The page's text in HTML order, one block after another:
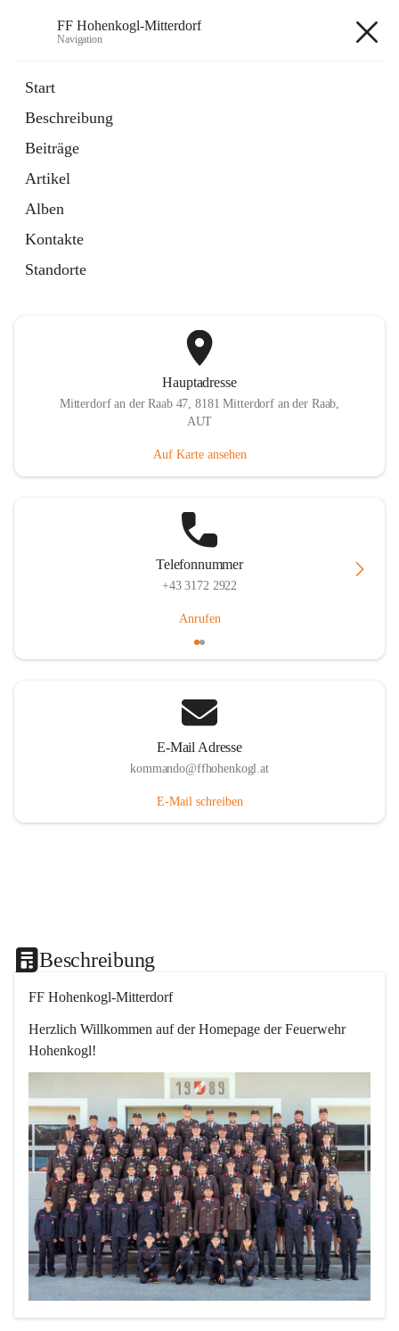
FF Hohenkogl-Mitterdorf
Navigation
Start
Beschreibung
Beiträge
Artikel
Alben
Kontakte
Standorte
Artikel
in
Tab
LLZ Einsatzübersicht
öffnet
in
neuem
Tab
Hauptadresse
Mitterdorf an der Raab 47, 8181 Mitterdorf an der Raab,
AUT
Auf Karte ansehen
Telefonnummer
+43 3172 2922
Anrufen
E-Mail Adresse
kommando@ffhohenkogl.at
E-Mail schreiben
Beschreibung
FF Hohenkogl-Mitterdorf
Herzlich Willkommen auf der Homepage der Feuerwehr
Hohenkogl!